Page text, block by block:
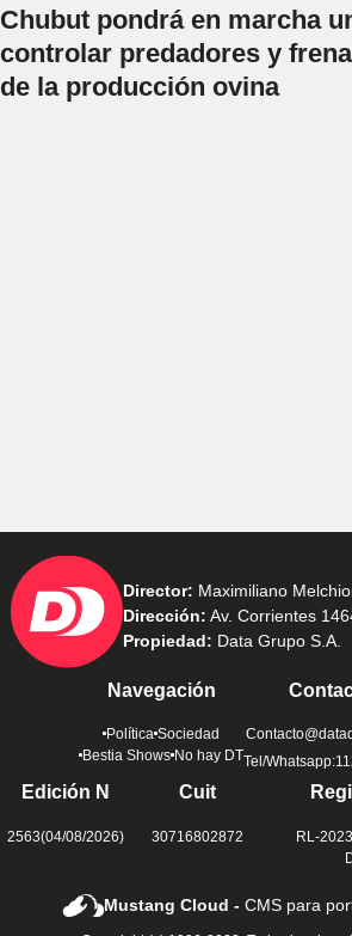
Chubut pondrá en marcha
controlar predadores y
de la producción ovina
Director: Maximiliano
Dirección: Av. Corrientes
Propiedad: Data Grupo S.A.
Navegación
Política Sociedad
Bestia Shows No hay DTTel/
Edición N
2563(04/08/2026)
Cuit
30716802872
RL-
Mustang Cloud -CMS para